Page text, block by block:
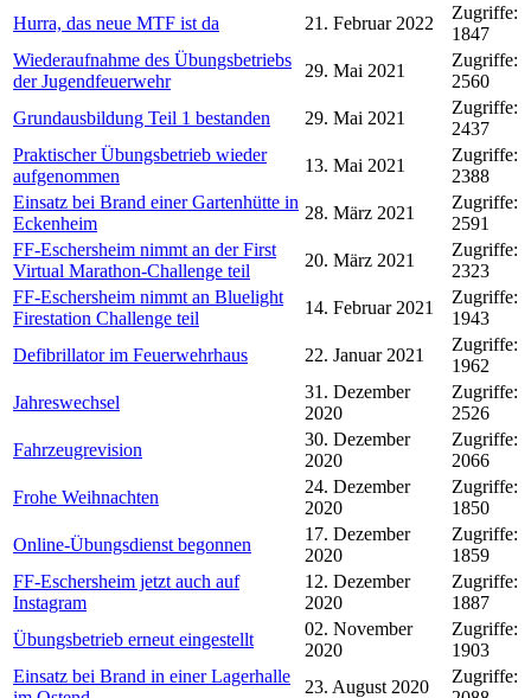
Hurra, das neue MTF ist da
21. Februar 2022
Zugriffe:
1847
Wiederaufnahme des Übungsbetriebs
der Jugendfeuerwehr
29. Mai 2021
Zugriffe:
2560
Grundausbildung Teil 1 bestanden
29. Mai 2021
Zugriffe:
2437
Praktischer Übungsbetrieb wieder
aufgenommen
13. Mai 2021
Zugriffe:
2388
Einsatz bei Brand einer Gartenhütte in
Eckenheim
28. März 2021
Zugriffe:
2591
FF-Eschersheim nimmt an der First
Virtual Marathon-Challenge teil
20. März 2021
Zugriffe:
2323
FF-Eschersheim nimmt an Bluelight
Firestation Challenge teil
14. Februar 2021
Zugriffe:
1943
Defibrillator im Feuerwehrhaus
22. Januar 2021
Zugriffe:
1962
Jahreswechsel
31. Dezember
2020
Zugriffe:
2526
Fahrzeugrevision
30. Dezember
2020
Zugriffe:
2066
Frohe Weihnachten
24. Dezember
2020
Zugriffe:
1850
Online-Übungsdienst begonnen
17. Dezember
2020
Zugriffe:
1859
FF-Eschersheim jetzt auch auf
Instagram
12. Dezember
2020
Zugriffe:
1887
Übungsbetrieb erneut eingestellt
02. November
2020
Zugriffe:
1903
Einsatz bei Brand in einer Lagerhalle
23. August 2020
Zugriffe: